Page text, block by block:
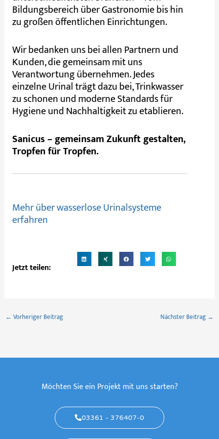
Bildungsbereich über Gastronomie bis hin
zu großen öffentlichen Einrichtungen.
Wir bedanken uns bei allen Partnern und
Kunden, die gemeinsam mit uns
Verantwortung übernehmen. Jedes
einzelne Urinal trägt dazu bei, Trinkwasser
zu schonen und moderne Standards für
Hygiene und Nachhaltigkeit zu etablieren.
Sanicus – gemeinsam Zukunft gestalten,
Tropfen für Tropfen.
Mehr über wasserlose Urinalsysteme
erfahren
Jetzt teilen:
← Vorheriger Beitrag Nächster Beitrag →
Möchten Sie ein Projekt mit uns starten?
03361 - 376407-0